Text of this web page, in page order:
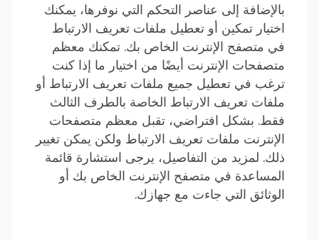
بالإضافة إلى عناصر التحكم التي نوفرها، يمكنك
اختيار تمكين أو تعطيل ملفات تعريف الارتباط
في متصفح الإنترنت الخاص بك. تمكنك معظم
متصفحات الإنترنت أيضًا من اختيار ما إذا كنت
ترغب في تعطيل جميع ملفات تعريف الارتباط أو
ملفات تعريف الارتباط الخاصة بالطرف الثالث
فقط. بشكل افتراضي، تقبل معظم متصفحات
الإنترنت ملفات تعريف الارتباط ولكن يمكن تغيير
ذلك. لمزيد من التفاصيل، يرجى استشارة قائمة
المساعدة في متصفح الإنترنت الخاص بك أو
الوثائق التي جاءت مع جهازك.